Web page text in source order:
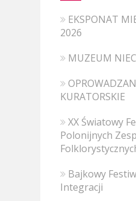
EKSPONAT
2026
MUZEUM
KURATORSKIE
XX Światowy
Polonijnych
Bajkowy
Integracji